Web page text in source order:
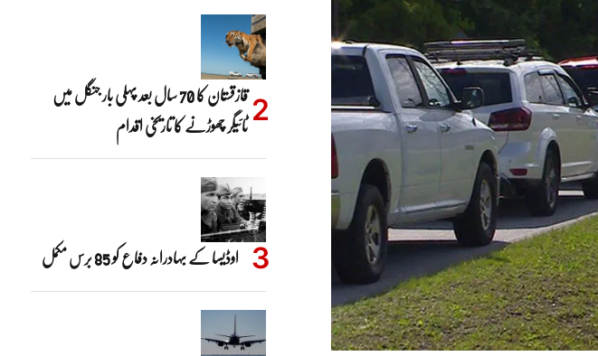
قازقستان کا 70 سال بعد پہلی بار جنگل میں
ٹائیگر چھوڑنے کا تاریخی اقدام
اوڈیسا کے بہادرانہ دفاع کو 85 برس مکمل